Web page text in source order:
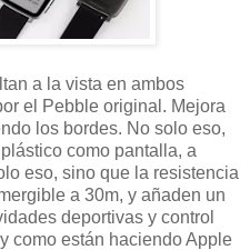
a la vista en ambos
el Pebble original. Mejora
los bordes. No solo eso,
como pantalla, a
eso, sino que la resistencia
a 30m, y añaden un
deportivas y control
como están haciendo Apple